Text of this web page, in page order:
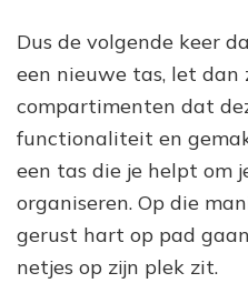
Dus de volgende keer
een nieuwe tas, let
compartimenten dat
functionaliteit en
een tas die je helpt om
organiseren. Op die
gerust hart op pad
netjes op zijn plek zit.